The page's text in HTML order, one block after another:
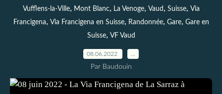
Vufflens-la-Ville, Mont Blanc, La Venoge, Vaud , Suisse, Via
Francigena, Via Francigena en Suisse, Randonnée, Gare, Gare en
Suisse, VF Vaud
08.06.2022
Par Baudouin